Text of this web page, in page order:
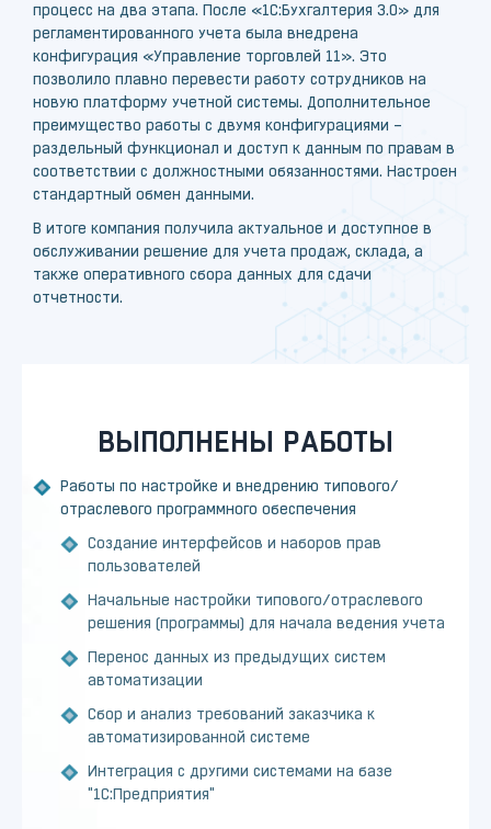
процесс на два этапа. После «1С:Бухгалтерия 3.0» для
регламентированного учета была внедрена
конфигурация «Управление торговлей 11». Это
позволило плавно перевести работу сотрудников на
новую платформу учетной системы. Дополнительное
преимущество работы с двумя конфигурациями –
раздельный функционал и доступ к данным по правам в
соответствии с должностными обязанностями. Настроен
стандартный обмен данными.
В итоге компания получила актуальное и доступное в
обслуживании решение для учета продаж, склада, а
также оперативного сбора данных для сдачи
отчетности.
ВЫПОЛНЕНЫ РАБОТЫ
Работы по настройке и внедрению типового/
отраслевого программного обеспечения
Создание интерфейсов и наборов прав
пользователей
Начальные настройки типового/отраслевого
решения (программы) для начала ведения учета
Перенос данных из предыдущих систем
автоматизации
Сбор и анализ требований заказчика к
автоматизированной системе
Интеграция с другими системами на базе
"1С:Предприятия"